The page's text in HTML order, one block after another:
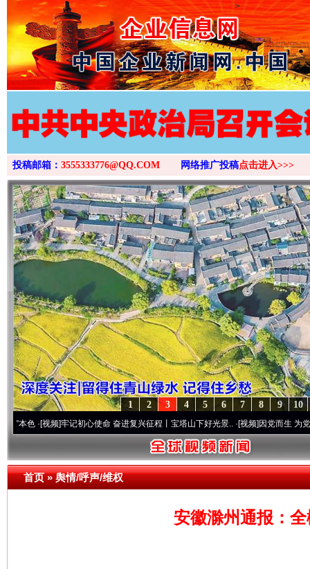
>
投稿邮箱： 3555333776@QQ.COM 网络推广投稿点击进入>>>
10
9
8
7
6
5
4
3
2
1
频]牢记初心使命 奋进复兴征程丨宝塔山下好光景..·[视频]因党而生 为党而战——百
首页»舆情/呼声/维权
安徽滁州通报：